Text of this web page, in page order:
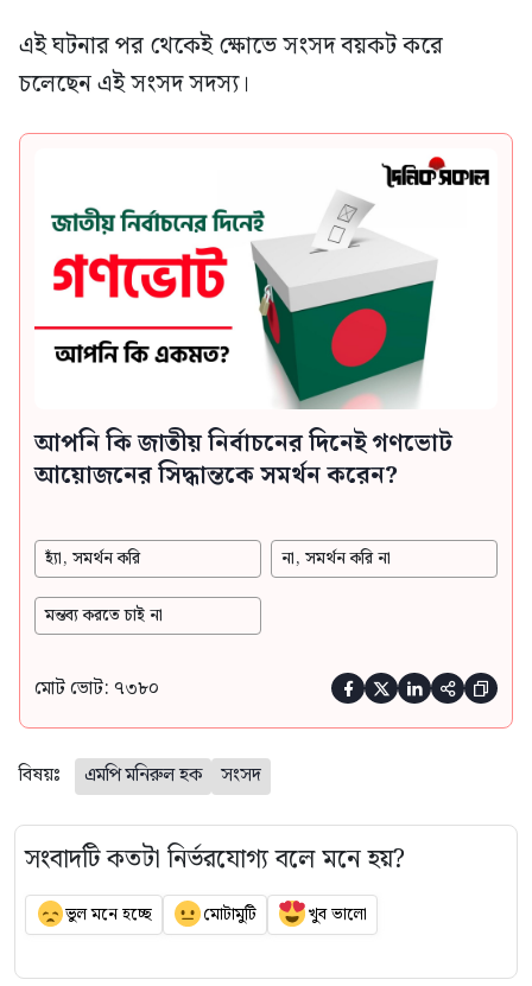
এই ঘটনার পর থেকেই ক্ষোভে সংসদ বয়কট করে
চলেছেন এই সংসদ সদস্য।
আপনি কি জাতীয় নির্বাচনের দিনেই গণভোট
আয়োজনের সিদ্ধান্তকে সমর্থন করেন?
হ্যাঁ, সমর্থন করি না, সমর্থন করি না
মন্তব্য করতে চাই না
মোট ভোট: ৭৩৮০     
বিষয়ঃ এমপি মনিরুল হক সংসদ
সংবাদটি কতটা নির্ভরযোগ্য বলে মনে হয়?
ভুল মনে হচ্ছে মোটামুটি খুব ভালো